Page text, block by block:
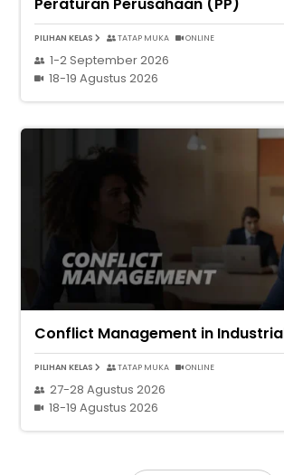
PILIHAN KELAS TATAP MUKA ONLINE
1-2 September 2026
18-19 Agustus 2026
Conflict Management in
PILIHAN KELAS TATAP MUKA ONLINE
27-28 Agustus 2026
18-19 Agustus 2026